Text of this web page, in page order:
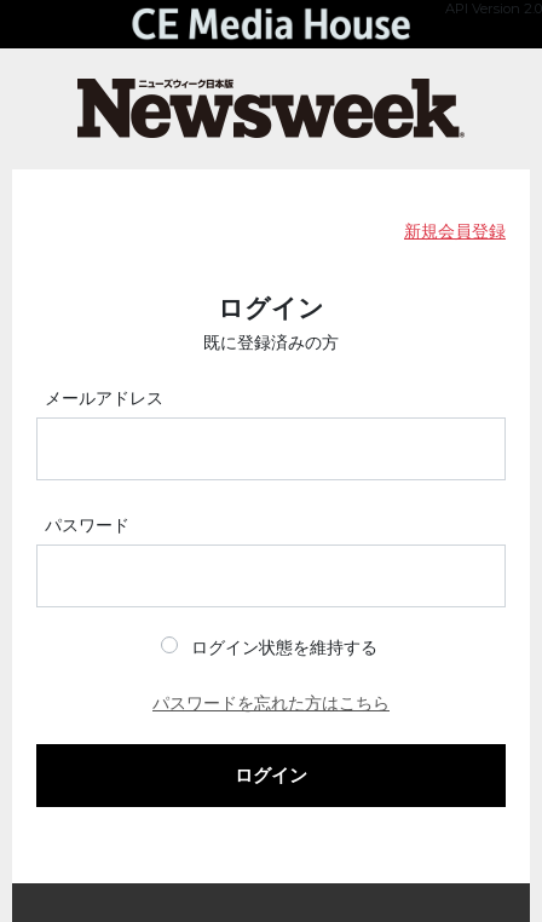
API Version 2.0
新規会員登録
ログイン
既に登録済みの方
メールアドレス
パスワード
ログイン状態を維持する
パスワードを忘れた方はこちら
ログイン